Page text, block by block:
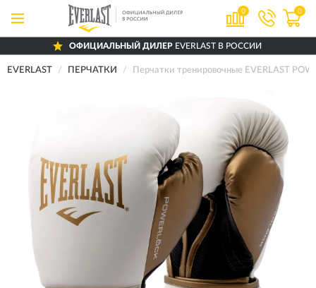
0 0
ОФИЦИАЛЬНЫЙ ДИЛЕР EVERLAST В РОССИИ
EVERLAST ПЕРЧАТКИ Перчатки тренировочные EVERLAST